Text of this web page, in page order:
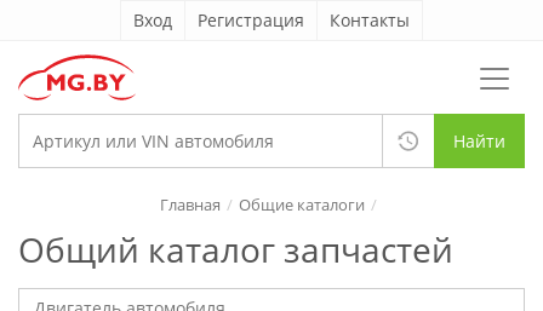
Вход Регистрация Контакты
Найти
Общий каталог запчастей
Главная Общие каталоги